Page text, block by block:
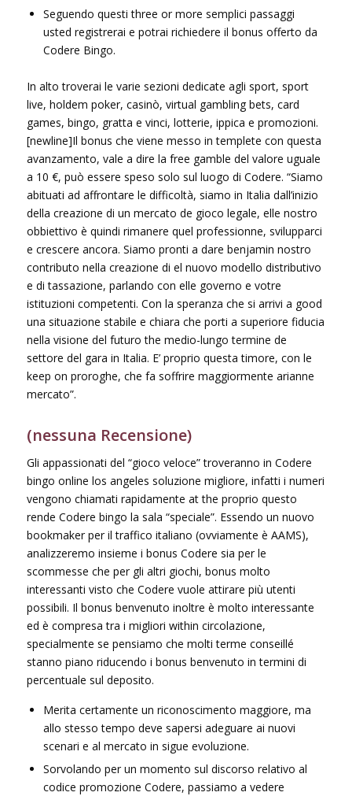
Seguendo questi three or more semplici passaggi
usted registrerai e potrai richiedere il bonus offerto da
Codere Bingo.
In alto troverai le varie sezioni dedicate agli sport, sport
live, holdem poker, casinò, virtual gambling bets, card
games, bingo, gratta e vinci, lotterie, ippica e promozioni.
[newline]Il bonus che viene messo in templete con questa
avanzamento, vale a dire la free gamble del valore uguale
a 10 €, può essere speso solo sul luogo di Codere. “Siamo
abituati ad affrontare le difficoltà, siamo in Italia dall’inizio
della creazione di un mercato de gioco legale, elle nostro
obbiettivo è quindi rimanere quel professionne, svilupparci
e crescere ancora. Siamo pronti a dare benjamin nostro
contributo nella creazione di el nuovo modello distributivo
e di tassazione, parlando con elle governo e votre
istituzioni competenti. Con la speranza che si arrivi a good
una situazione stabile e chiara che porti a superiore fiducia
nella visione del futuro the medio-lungo termine de
settore del gara in Italia. E’ proprio questa timore, con le
keep on proroghe, che fa soffrire maggiormente arianne
mercato”.
(nessuna Recensione)
Gli appassionati del “gioco veloce” troveranno in Codere
bingo online los angeles soluzione migliore, infatti i numeri
vengono chiamati rapidamente at the proprio questo
rende Codere bingo la sala “speciale”. Essendo un nuovo
bookmaker per il traffico italiano (ovviamente è AAMS),
analizzeremo insieme i bonus Codere sia per le
scommesse che per gli altri giochi, bonus molto
interessanti visto che Codere vuole attirare più utenti
possibili. Il bonus benvenuto inoltre è molto interessante
ed è compresa tra i migliori within circolazione,
specialmente se pensiamo che molti terme conseillé
stanno piano riducendo i bonus benvenuto in termini di
percentuale sul deposito.
Merita certamente un riconoscimento maggiore, ma
allo stesso tempo deve sapersi adeguare ai nuovi
scenari e al mercato in sigue evoluzione.
Sorvolando per un momento sul discorso relativo al
codice promozione Codere, passiamo a vedere